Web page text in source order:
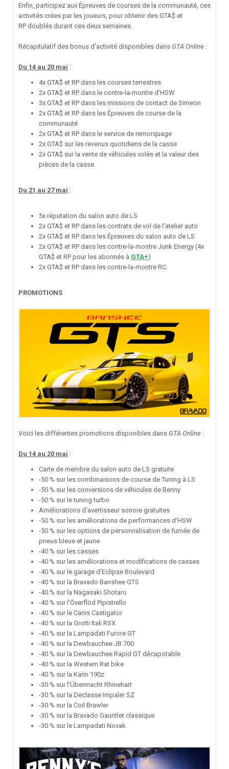
Enfin, participez aux Épreuves de courses de la communauté, ces
activités crées par les joueurs, pour obtenir des GTA$ et
RP doublés durant ces deux semaines.
Récapitulatif des bonus d'activité disponibles dans GTA Online :
Du 14 au 20 mai :
4x GTA$ et RP dans les courses terrestres
2x GTA$ et RP dans le contre-la-montre d'HSW
3x GTA$ et RP dans les missions de contact de Simeon
2x GTA$ et RP dans les Épreuves de course de la
communauté
2x GTA$ et RP dans le service de remorquage
2x GTA$ sur les revenus quotidiens de la casse
2x GTA$ sur la vente de véhicules volés et la valeur des
pièces de la casse.
Du 21 au 27 mai :
5x réputation du salon auto de LS
2x GTA$ et RP dans les contrats de vol de l'atelier auto
2x GTA$ et RP dans les Épreuves du salon auto de LS
2x GTA$ et RP dans les contre-la-montre Junk Energy (4x
GTA$ et RP pour les abonnés à GTA+)
2x GTA$ et RP dans les contre-la-montre RC.
PROMOTIONS
Voici les différentes promotions disponibles dans GTA Online :
Du 14 au 20 mai :
Carte de membre du salon auto de LS gratuite
-50 % sur les combinaisons de course de Tuning à LS
-50 % sur les conversions de véhicules de Benny
-50 % sur le tuning turbo
Améliorations d'avertisseur sonore gratuites
-50 % sur les améliorations de performances d'HSW
-50 % sur les options de personnalisation de fumée de
pneus bleue et jaune
-40 % sur les casses
-40 % sur les améliorations et modifications de casses
-40 % sur le garage d'Eclipse Boulevard
-40 % sur la Bravado Banshee GTS
-40 % sur la Nagasaki Shotaro
-40 % sur l'Överflöd Pipistrello
-40 % sur le Canis Castigator
-40 % sur la Grotti Itali RSX
-40 % sur la Lampadati Furore GT
-40 % sur la Dewbauchee JB 700
-40 % sur la Dewbauchee Rapid GT décapotable
-40 % sur la Western Rat bike
-40 % sur la Karin 190z
-30 % sur l'Übermacht Rhinehart
-30 % sur la Declasse Impaler SZ
-30 % sur la Coil Brawler
-30 % sur la Bravado Gauntlet classique
-30 % sur le Lampadati Novak.